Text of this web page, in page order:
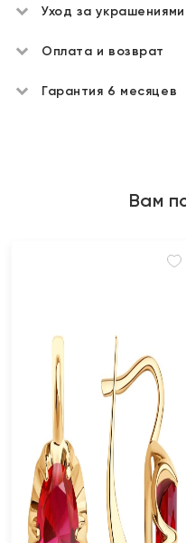
Уход за украшениями
Оплата и возврат
Гарантия 6 месяцев
Вам